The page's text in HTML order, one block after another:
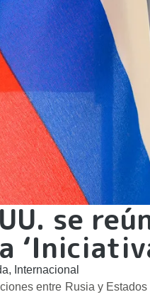
se
, Internacional
entre Rusia y